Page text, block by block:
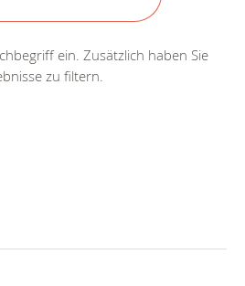
ein. Zusätzlich haben Sie
zu filtern.